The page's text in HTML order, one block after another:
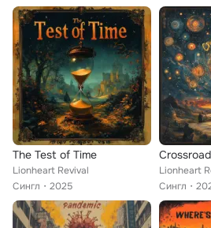
The Test of Time
Lionheart Revival
Сингл
2025
Lionheart
Сингл